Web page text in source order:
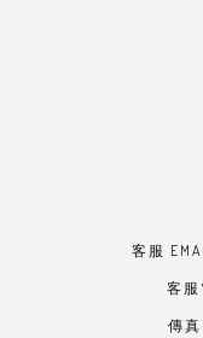
客服
客服
傳